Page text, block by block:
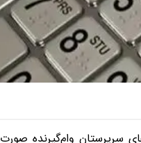
سرپرستان وام‌گیرنده صورت